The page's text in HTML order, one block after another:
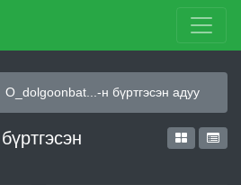
O_dolgoonbat...-н бүртгэсэн адуу